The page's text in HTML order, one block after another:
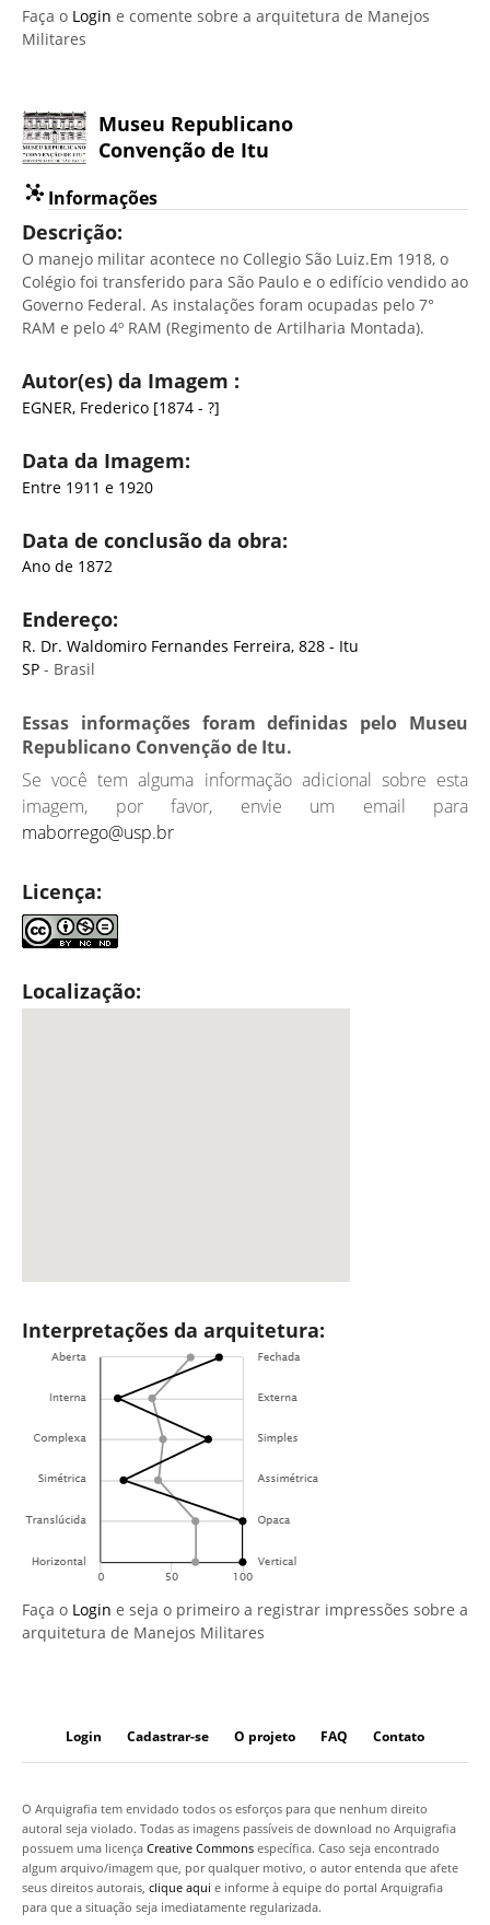
Faça o Login e comente sobre a arquitetura de Manejos
Militares
Museu Republicano
Convenção de Itu
Informações
Descrição:
O manejo militar acontece no Collegio São Luiz.Em 1918, o
Colégio foi transferido para São Paulo e o edifício vendido ao
Governo Federal. As instalações foram ocupadas pelo 7°
RAM e pelo 4º RAM (Regimento de Artilharia Montada).
Autor(es) da Imagem :
EGNER, Frederico [1874 - ?]
Data da Imagem:
Entre 1911 e 1920
Data de conclusão da obra:
Ano de 1872
Endereço:
R. Dr. Waldomiro Fernandes Ferreira, 828 - Itu
SP - Brasil
Essas informações foram definidas pelo Museu
Republicano Convenção de Itu.
Se você tem alguma informação adicional sobre esta
imagem, por favor, envie um email para
maborrego@usp.br
Licença:
Localização:
Interpretações da arquitetura:
Faça o Login e seja o primeiro a registrar impressões sobre a
arquitetura de Manejos Militares
Login Cadastrar-se O projeto FAQ Contato
O Arquigrafia tem envidado todos os esforços para que nenhum direito
autoral seja violado. Todas as imagens passíveis de download no Arquigrafia
possuem uma licença Creative Commons específica. Caso seja encontrado
algum arquivo/imagem que, por qualquer motivo, o autor entenda que afete
seus direitos autorais, clique aqui e informe à equipe do portal Arquigrafia
para que a situação seja imediatamente regularizada.